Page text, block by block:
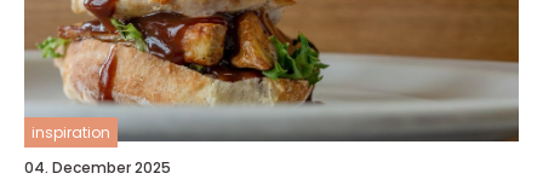
inspiration
04. December 2025